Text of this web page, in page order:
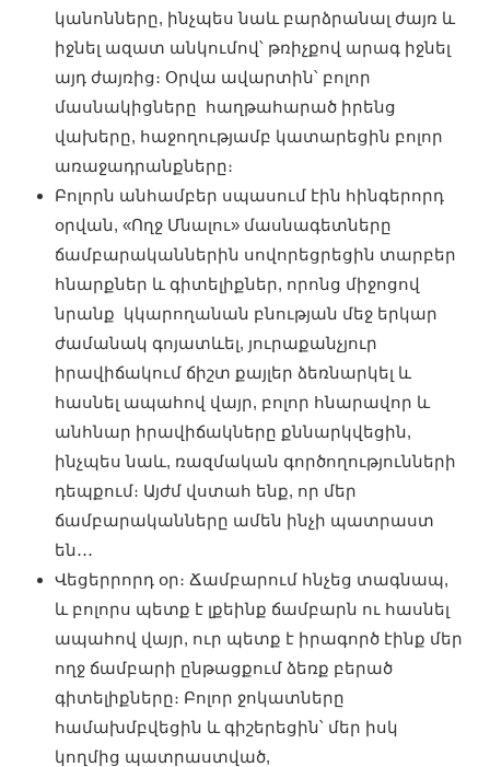
կանոնները, ինչպես նաև բարձրանալ ժայռ և
իջնել ազատ անկումով՝ թռիչքով արագ իջնել
այդ ժայռից։ Օրվա ավարտին՝ բոլոր
մասնակիցները հաղթահարած իրենց
վախերը, հաջողությամբ կատարեցին բոլոր
առաջադրանքները։
Բոլորն անհամբեր սպասում էին հինգերորդ
օրվան, «Ողջ Մնալու» մասնագետները
ճամբարականներին սովորեցրեցին տարբեր
հնարքներ և գիտելիքներ, որոնց միջոցով
նրանք կկարողանան բնության մեջ երկար
ժամանակ գոյատևել, յուրաքանչյուր
իրավիճակում ճիշտ քայլեր ձեռնարկել և
հասնել ապահով վայր, բոլոր հնարավոր և
անհնար իրավիճակները քննարկվեցին,
ինչպես նաև, ռազմական գործողությունների
դեպքում։ Այժմ վստահ ենք, որ մեր
ճամբարականները ամեն ինչի պատրաստ
են․․․
Վեցերրորդ օր։ Ճամբարում հնչեց տագնապ,
և բոլորս պետք է լքեինք ճամբարն ու հասնել
ապահով վայր, ուր պետք է իրագործ էինք մեր
ողջ ճամբարի ընթացքում ձեռք բերած
գիտելիքները։ Բոլոր ջոկատները
համախմբվեցին և գիշերեցին՝ մեր իսկ
կողմից պատրաստված,